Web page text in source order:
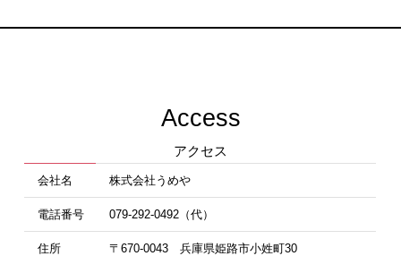
Access
アクセス
会社名 株式会社うめや
電話番号 079-292-0492（代）
住所 〒670-0043 兵庫県姫路市小姓町30